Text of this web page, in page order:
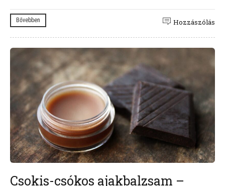
Bővebben Hozzászólás
Csokis-csókos ajakbalzsam –